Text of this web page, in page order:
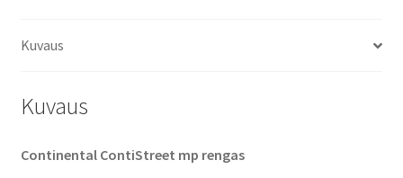
Kuvaus
Kuvaus
Continental ContiStreet mp rengas